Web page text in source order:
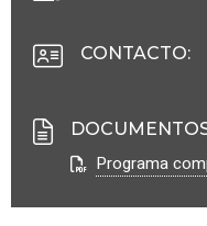
CONTACTO:
Programa